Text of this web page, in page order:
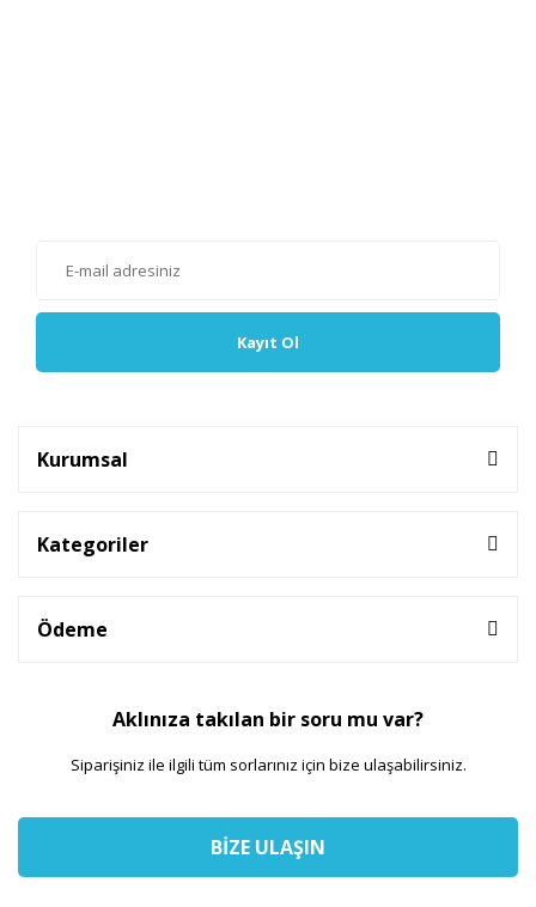
Kayıt Ol
Kurumsal
Kategoriler
Ödeme
Aklınıza takılan bir soru mu var?
Siparişiniz ile ilgili tüm sorlarınız için bize ulaşabilirsiniz.
BİZE ULAŞIN